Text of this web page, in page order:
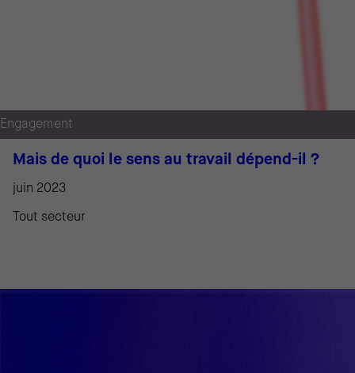
Engagement
Mais de quoi le sens au travail dépend-il ?
juin 2023
Tout secteur